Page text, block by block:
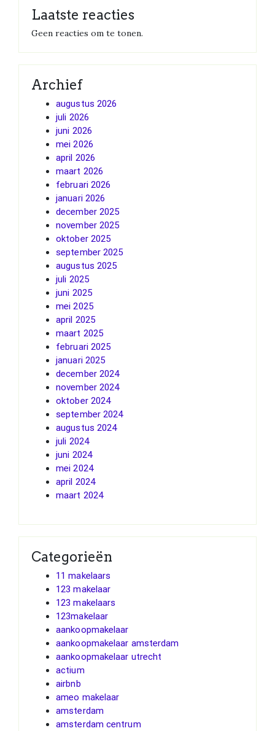
Laatste reacties
Geen reacties om te tonen.
Archief
augustus 2026
juli 2026
juni 2026
mei 2026
april 2026
maart 2026
februari 2026
januari 2026
december 2025
november 2025
oktober 2025
september 2025
augustus 2025
juli 2025
juni 2025
mei 2025
april 2025
maart 2025
februari 2025
januari 2025
december 2024
november 2024
oktober 2024
september 2024
augustus 2024
juli 2024
juni 2024
mei 2024
april 2024
maart 2024
Categorieën
11 makelaars
123 makelaar
123 makelaars
123makelaar
aankoopmakelaar
aankoopmakelaar amsterdam
aankoopmakelaar utrecht
actium
airbnb
ameo makelaar
amsterdam
amsterdam centrum